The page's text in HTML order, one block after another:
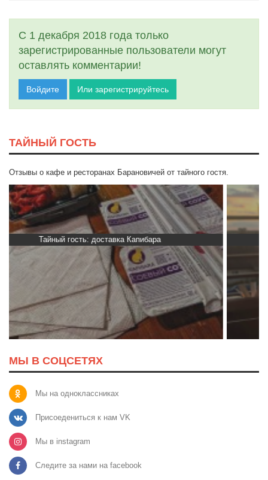
С 1 декабря 2018 года только
зарегистрированные пользователи могут
оставлять комментарии!
Войдите Или зарегистрируйтесь
ТАЙНЫЙ ГОСТЬ
Отзывы о кафе и ресторанах Барановичей от тайного гостя.
Тайный гость: кафе «Автограф»
МЫ В СОЦСЕТЯХ
Мы на одноклассниках
Присоедениться к нам VK
Мы в instagram
Следите за нами на facebook